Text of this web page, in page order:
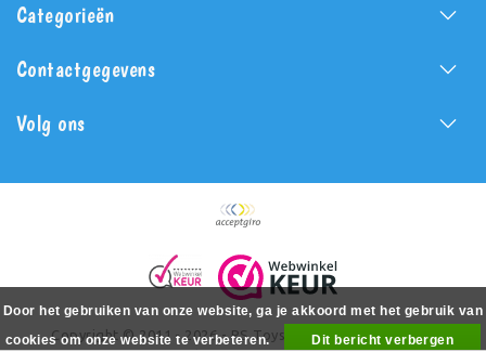
Categorieën
Contactgegevens
Volg ons
Copyright © 2011 - 2026 - PS Toys - All rights reserved -
Door het gebruiken van onze website, ga je akkoord met het gebruik van
cookies om onze website te verbeteren.
Dit bericht verbergen